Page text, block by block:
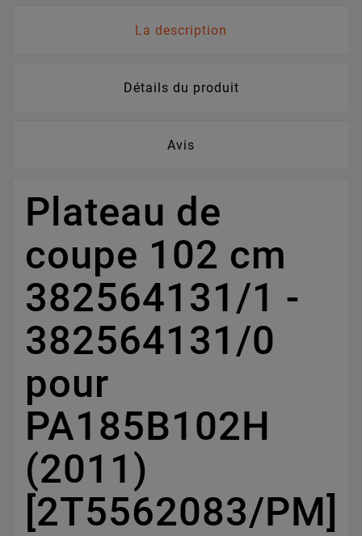
La description
Détails du produit
Avis
Plateau de
coupe 102 cm
382564131/1 -
382564131/0
pour
PA185B102H
(2011)
[2T5562083/PM]